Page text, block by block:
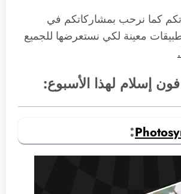
كما نرحب بمشاركاتكم في
معينة لكي نستعرضها للجميع
إسلام لهذا الأسبوع:
: